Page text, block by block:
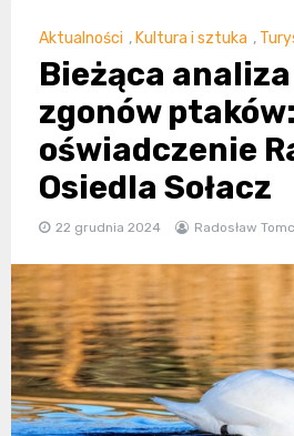
Aktualności , Kultura i sztuka ,
Bieżąca
zgonów ptaków:
oświadczenie
Osiedla Sołacz
22 grudnia 2024 Radosław